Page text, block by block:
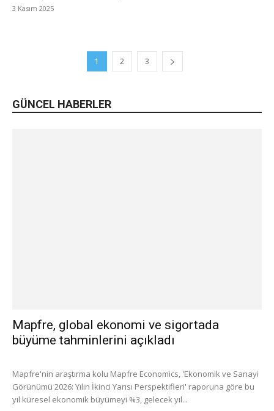
3 Kasım 2025
1 2 3
GÜNCEL HABERLER
Mapfre, global ekonomi ve sigortada
büyüme tahminlerini açıkladı
Mapfre'nin araştırma kolu Mapfre Economics, 'Ekonomik ve Sanayi
Görünümü 2026: Yılın İkinci Yarısı Perspektifleri' raporuna göre bu
yıl küresel ekonomik büyümeyi %3, gelecek yıl...